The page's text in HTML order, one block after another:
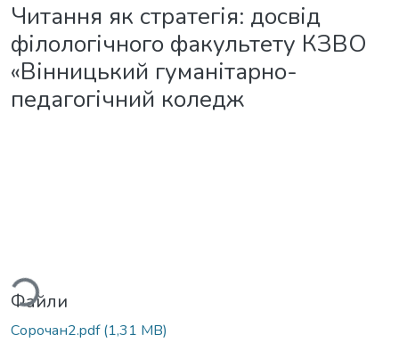
Читання як стратегія: досвід
філологічного факультету КЗВО
«Вінницький гуманітарно-
педагогічний коледж
Файли
Сорочан2.pdf(1,31 MB)